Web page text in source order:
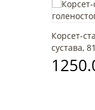
Корсет-
сустава,